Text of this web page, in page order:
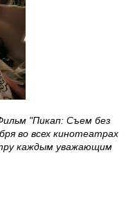
"Пикап: Съем без
во всех кинотеатрах
каждым уважающим